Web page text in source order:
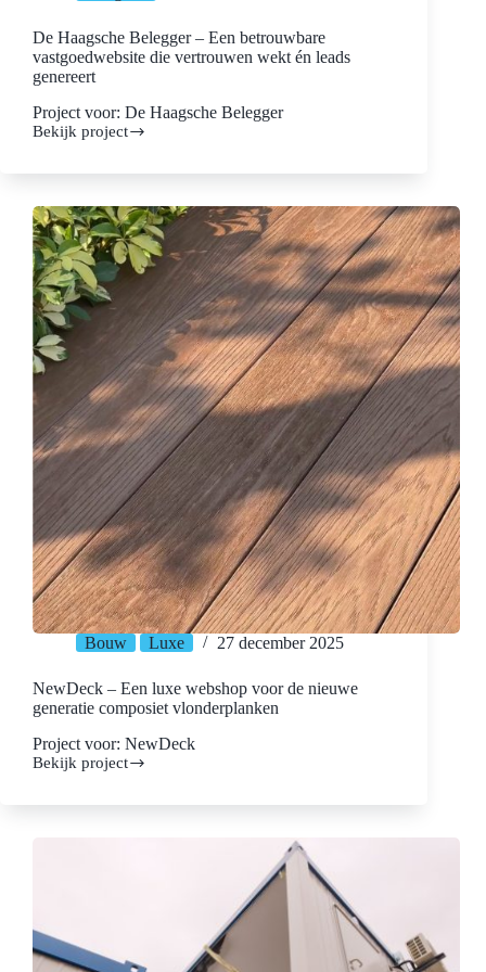
De Haagsche Belegger – Een betrouwbare
vastgoedwebsite die vertrouwen wekt én leads
genereert
Project voor: De Haagsche Belegger
Bekijk project
De
Belegger
Een
betrouwbare
vastgoedwebsite
die
vertrouwen
wekt
én
leads
genereert
Bouw Luxe 27 december 2025
NewDeck – Een luxe webshop voor de nieuwe
generatie composiet vlonderplanken
Project voor: NewDeck
Bekijk project
NewDeck
Een
composiet
vlonderplanken